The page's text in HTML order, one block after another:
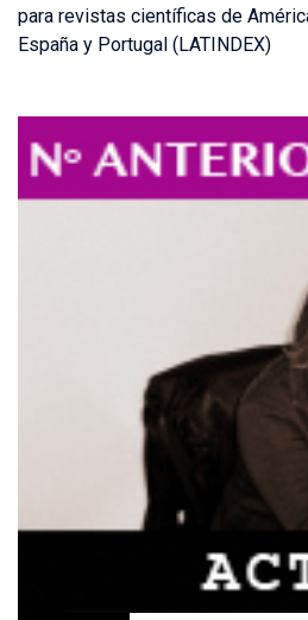
para revistas científicas de
España y Portugal (LATINDEX)